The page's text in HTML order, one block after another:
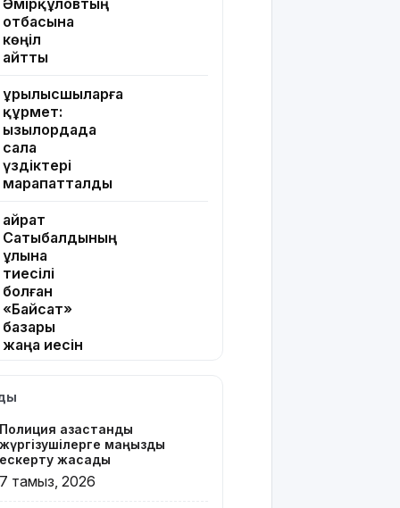
Әмірқұловтың
отбасына
көңіл
айтты
Құрылысшыларға
құрмет:
Қызылордада
сала
үздіктері
марапатталды
Қайрат
Сатыбалдының
ұлына
тиесілі
болған
«Байсат»
базары
жаңа иесін
Қарағандада
бар жейде
киген
жолаушы
қызу
Полиция қазақстандық
жүргізушілерге маңызды
ескерту жасады
7 тамыз, 2026